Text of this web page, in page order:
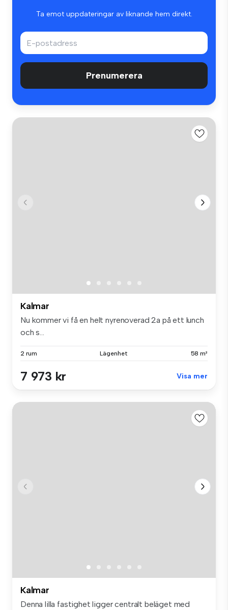
Ta emot uppdateringar av liknande hem direkt.
Prenumerera
Kalmar
Nu kommer vi få en helt nyrenoverad 2a på ett lunch
och s...
2 rum Lägenhet 58 m²
7 973 kr Visa mer
Kalmar
Denna lilla fastighet ligger centralt beläget med